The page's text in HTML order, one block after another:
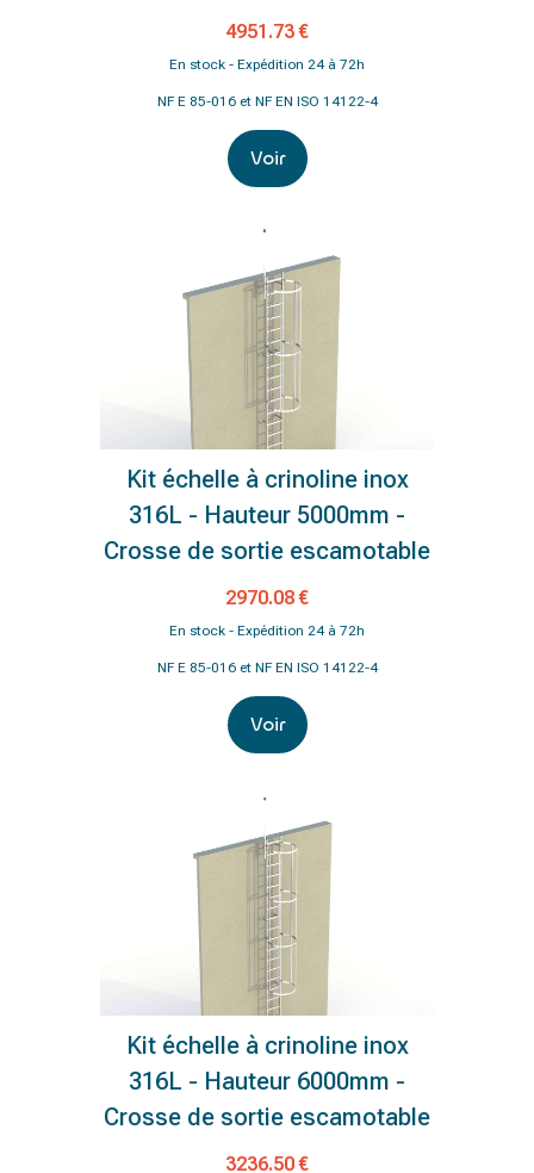
4951.73 €
En stock - Expédition 24 à 72h
NF E 85-016 et NF EN ISO 14122-4
Voir
Kit échelle à crinoline inox
316L - Hauteur 5000mm -
Crosse de sortie escamotable
2970.08 €
En stock - Expédition 24 à 72h
NF E 85-016 et NF EN ISO 14122-4
Voir
Kit échelle à crinoline inox
316L - Hauteur 6000mm -
Crosse de sortie escamotable
3236.50 €